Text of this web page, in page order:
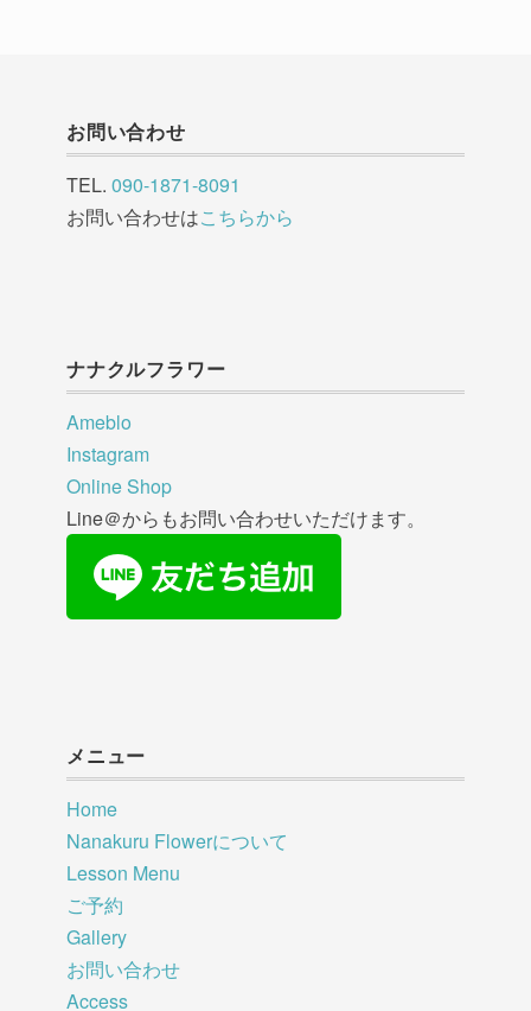
お問い合わせ
TEL. 090-1871-8091
お問い合わせはこちらから
ナナクルフラワー
Ameblo
Instagram
Online Shop
Line＠からもお問い合わせいただけます。
メニュー
Home
Nanakuru Flowerについて
Lesson Menu
ご予約
Gallery
お問い合わせ
Access